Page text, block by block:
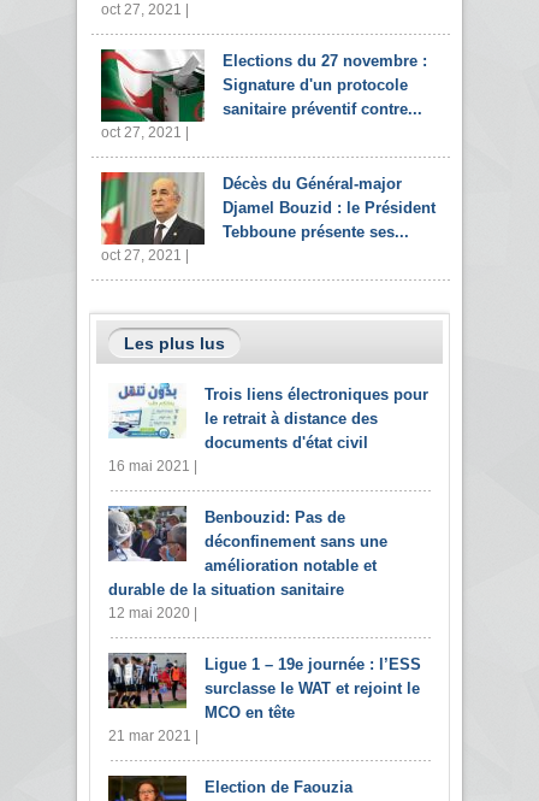
oct 27, 2021 |
Elections du 27 novembre :
Signature d'un protocole
sanitaire préventif contre...
oct 27, 2021 |
Décès du Général-major
Djamel Bouzid : le Président
Tebboune présente ses...
oct 27, 2021 |
Les plus lus
Trois liens électroniques pour
le retrait à distance des
documents d'état civil
16 mai 2021 |
Benbouzid: Pas de
déconfinement sans une
amélioration notable et
durable de la situation sanitaire
12 mai 2020 |
Ligue 1 – 19e journée : l’ESS
surclasse le WAT et rejoint le
MCO en tête
21 mar 2021 |
Election de Faouzia